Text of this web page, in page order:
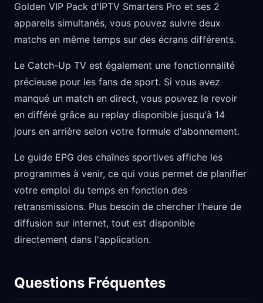
Golden VIP Pack d'IPTV Smarters Pro et ses 2
appareils simultanés, vous pouvez suivre deux
matchs en même temps sur des écrans différents.
Le Catch-Up TV est également une fonctionnalité
précieuse pour les fans de sport. Si vous avez
manqué un match en direct, vous pouvez le revoir
en différé grâce au replay disponible jusqu'à 14
jours en arrière selon votre formule d'abonnement.
Le guide EPG des chaînes sportives affiche les
programmes à venir, ce qui vous permet de planifier
votre emploi du temps en fonction des
retransmissions. Plus besoin de chercher l'heure de
diffusion sur internet, tout est disponible
directement dans l'application.
Questions Fréquentes